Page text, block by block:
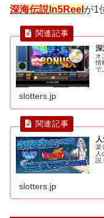
深海伝説In5Reel が1
オ
情
で
slotters.jp
楽
人
説
slotters.jp